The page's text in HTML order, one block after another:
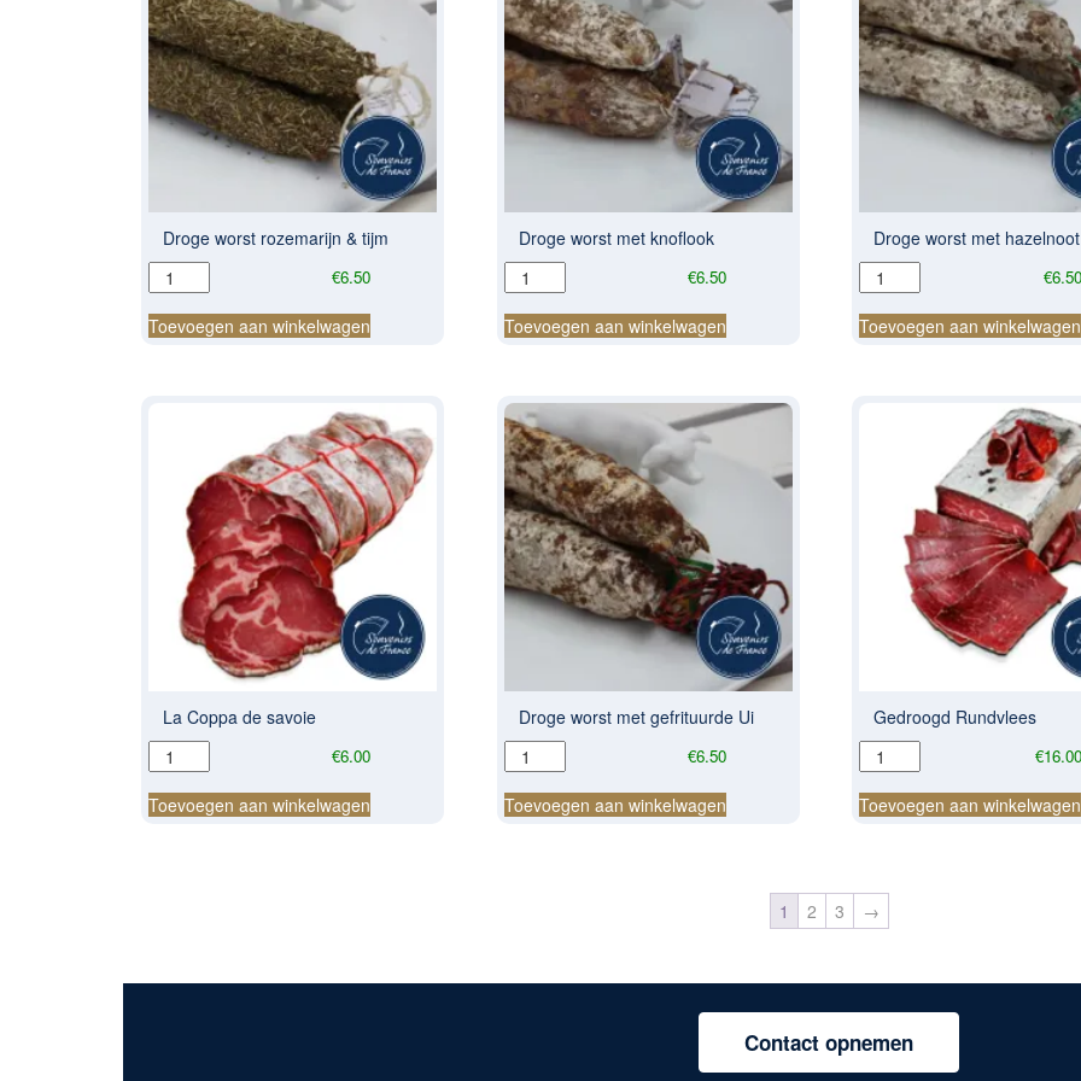
Droge worst rozemarijn & tijm
€6.50
Droge
worst
rozemarijn
&
Toevoegen aan winkelwagen
Droge worst met knoflook
€6.50
Droge
worst
met
knoflook
Toevoegen aan winkelwagen
Droge worst met hazelnoot
€6.50
Droge
worst
met
hazelnoot
Toevoegen aan winkelwagen
La Coppa de savoie
€6.00
La
Coppa
de
savoie
Toevoegen aan winkelwagen
Droge worst met gefrituurde Ui
€6.50
Droge
worst
met
gefrituurde
Toevoegen aan winkelwagen
Gedroogd Rundvlees
€16.00
Gedroogd
Rundvlees
aantal
Toevoegen aan winkelwagen
1 2 3 →
Contact opnemen